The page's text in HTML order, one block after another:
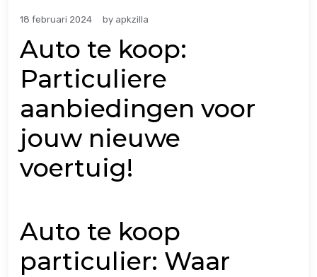
18 februari 2024 by apkzilla
Auto te koop:
Particuliere
aanbiedingen voor
jouw nieuwe
voertuig!
Auto te koop
particulier: Waar